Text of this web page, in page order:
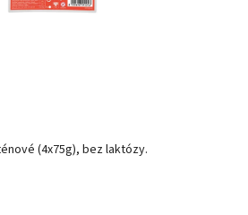
(4x75g), bez laktózy.